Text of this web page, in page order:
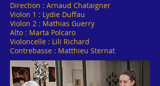
Direction : Arnaud Chataigner
Violon 1 : Lydie Duffau
Violon 2 : Mathias Guerry
Alto : Marta Polcaro
Violoncelle : Lili Richard
Contrebasse : Matthieu Sternat